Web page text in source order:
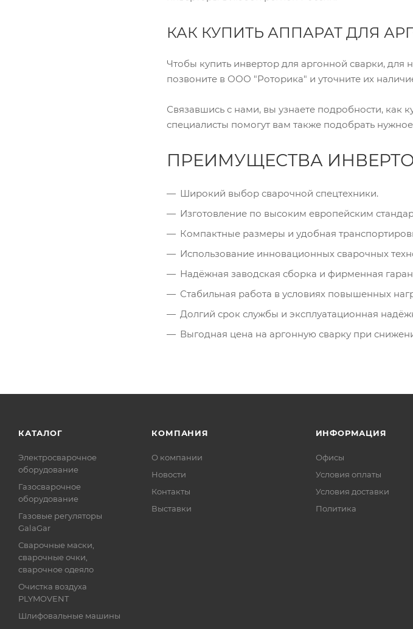
КАК КУПИТЬ АППАРАТ ДЛЯ
Чтобы купить инвертор для аргонной сварки, для
позвоните в ООО "Роторика" и уточните их
Связавшись с нами, вы узнаете подробности, как
специалисты помогут вам также подобрать
ПРЕИМУЩЕСТВА
Широкий выбор сварочной спецтехники.
Изготовление по высоким европейским
Компактные размеры и удобная
Использование инновационных сварочных
Надёжная заводская сборка и фирменная
Стабильная работа в условиях повышенных
Долгий срок службы и эксплуатационная
Выгодная цена на аргонную сварку при
КАТАЛОГ
Электросварочное
оборудование
Газосварочное
оборудование
Газовые регуляторы
GalaGar
Сварочные маски,
сварочные очки,
сварочное одеяло
Очистка воздуха
PLYMOVENT
Шлифовальные машины
КОМПАНИЯ
О компании
Новости
Контакты
Выставки
ИНФОРМАЦИЯ
Офисы
Условия оплаты
Условия доставки
Политика